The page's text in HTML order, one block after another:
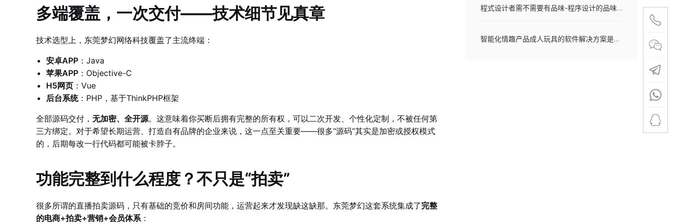
多端覆盖，一次交付——技术细节见真章
技术选型上，东莞梦幻网络科技覆盖了主流终端：
安卓APP ：Java
苹果APP ：Objective-C
H5网页 ：Vue
后台系统：PHP，基于ThinkPHP框架
全部源码交付， 无加密、全开源。这意味着你买断后拥有完整的所有权，可以二次开发、个性化定制，不被任何第
三方绑定。对于希望长期运营、打造自有品牌的企业来说，这一点至关重要——很多“源码”其实是加密或授权模式
的，后期每改一行代码都可能被卡脖子。
功能完整到什么程度？不只是“拍卖”
很多所谓的直播拍卖源码，只有基础的竞价和房间功能，运营起来才发现缺这缺那。东莞梦幻这套系统集成了完整
的电商+拍卖+营销+会员体系：
程式设计者需不需要有品味-程序设计的品味（四）
智能化情趣产品成人玩具的软件解决方案是什么？